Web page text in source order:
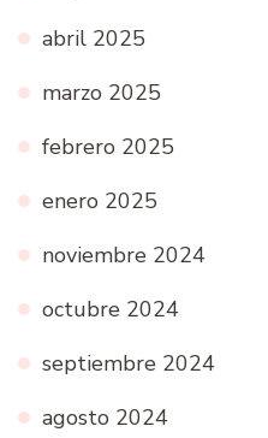
abril 2025
marzo 2025
febrero 2025
enero 2025
noviembre 2024
octubre 2024
septiembre 2024
agosto 2024